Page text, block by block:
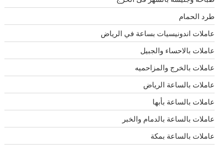
طرد الحمام
عاملات اندونيسيات بساعة في الرياض
عاملات بالاحساء والجبيل
عاملات بالخرج والمزاحميه
عاملات بالساعة الرياض
عاملات بالساعة بأبها
عاملات بالساعة بالدمام والخبر
عاملات بالساعة بمكة